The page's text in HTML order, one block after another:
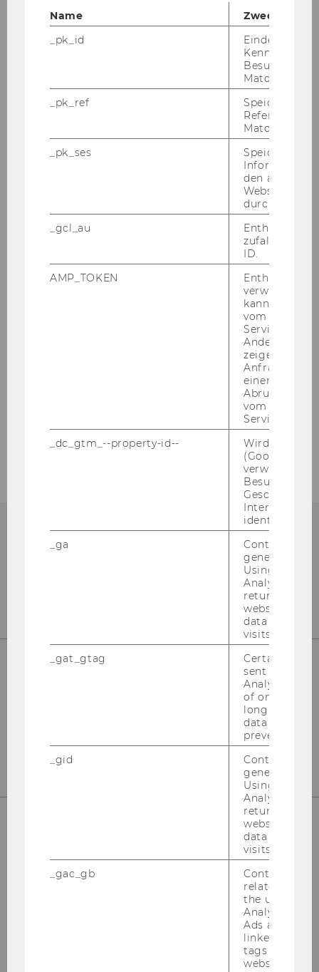
10. Wiener WiDi-Kongress
6. Wiener WiDi-Kongress
Professional Prosecco
1020 Wien
Ös­ter­reich
Name
Zweck
_pk_id
Eindeutige
Besuchers
Matomo.
_pk_ref
Speicherung
Referrers
Matomo.
_pk_ses
Speicherung
den aktuellen
durch
_gcl_au
Enthält eine
ID.
AMP_TOKEN
Enthält ein
verwendet
kann, um
vom AMP-
Service
Andere
zeigen Opt-
Anfrage im
einen Fehler
Abrufen
vom AMP
Service an.
_dc_gtm_--property-id--
Wird von
(Google Tag
verwendet,
Besucher
Geschlecht
Interessen zu
identifizieren.
_ga
Contains a
generated
Using this
Analytics can
returning
website and
data from
visits.
_gat_gtag
Certain data
sent to
Analytics a
of once per
long as it is
data
prevented.
_gid
Contains a
generated
Using this
Analytics can
returning
website and
data from
visits.
_gac_gb
Contains
related
the user. If
Analytics and
Ads accounts
linked, the
tags on the
website read